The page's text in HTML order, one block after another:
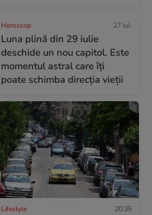
Horoscop 27 iul.
Luna plină din 29 iulie
deschide un nou capitol. Este
momentul astral care îți
poate schimba direcția vieții
Lifestyle 20:35